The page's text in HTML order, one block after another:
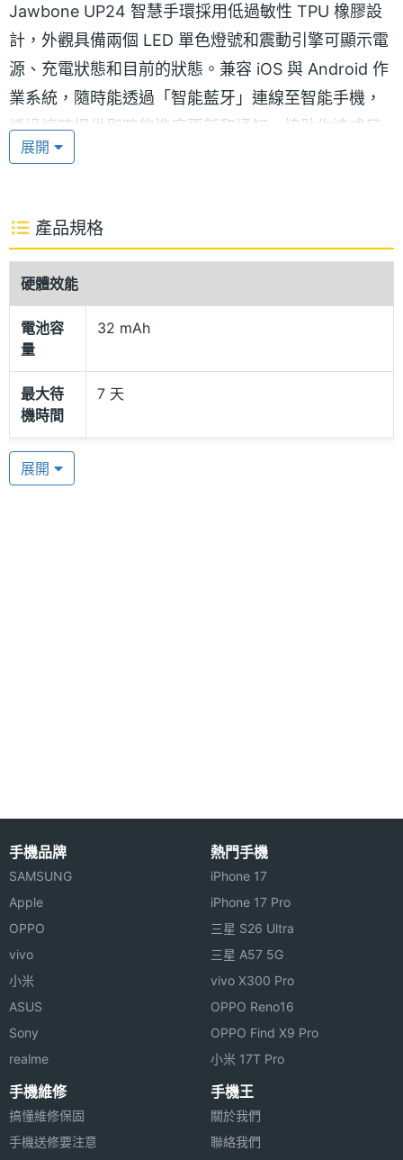
Jawbone UP24 智慧手環採用低過敏性 TPU 橡膠設
計，外觀具備兩個 LED 單色燈號和震動引擎可顯示電
源、充電狀態和目前的狀態。兼容 iOS 與 Android 作
業系統，隨時能透過「智能藍牙」連線至智能手機，
透過適時提供即時的進度更新和通知，協助你達成目
標。Jawbone UP24 也防濺水，但不可浸入水中。亦
掌握全天生活最簡單的方式
Jawbone UP24 提供獨特的觀察報告，讓你的生活一
天比一天更健康。
整合你喜愛的應用程式
助你獲得更豐富的 UP 體驗。無論是踩單車時使用
◎ 兩個 LED 單色燈號和震動引擎可顯示電源、充電狀
◎ 電池壽命長達 7 天
※本文為 SOGI 手機王版權所有，未經授權不得轉載使用※
展開
產品規格
硬體效能
電池容
量
32 mAh
最大待
機時間
7 天
連接與應用
睡眠感
Yes
偵測功
能
機身重
量
機身顏
裝置分
類
展開
手機品牌
SAMSUNG
Apple
OPPO
vivo
小米
ASUS
Sony
realme
熱門手機
iPhone 17
iPhone 17 Pro
三星 S26 Ultra
三星 A57 5G
vivo X300 Pro
OPPO Reno16
OPPO Find X9 Pro
小米 17T Pro
手機維修
搞懂維修保固
手機送修要注意
手機王
關於我們
聯絡我們